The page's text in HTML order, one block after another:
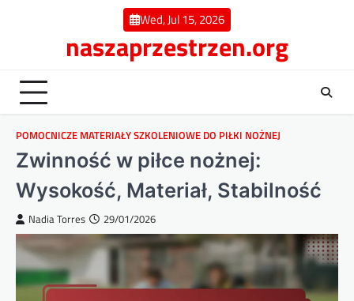
Wed, Jul 15, 2026
naszaprzestrzen.org
POMOCNICZE MATERIAŁY SZKOLENIOWE DO PIŁKI NOŻNEJ
Zwinność w piłce nożnej:
Wysokość, Materiał, Stabilność
Nadia Torres 29/01/2026